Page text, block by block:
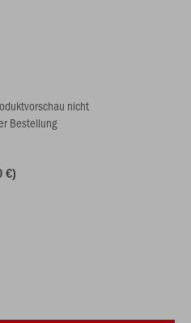
nicht
Bestellung
€)